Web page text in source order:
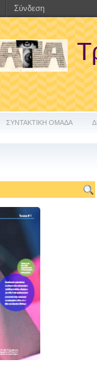
ΣΥΝΤΑΚΤΙΚΗ ΟΜΑΔΑ
Σύνδεση